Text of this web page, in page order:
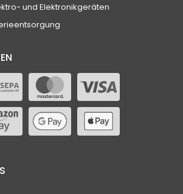
und Elektronikgeräten